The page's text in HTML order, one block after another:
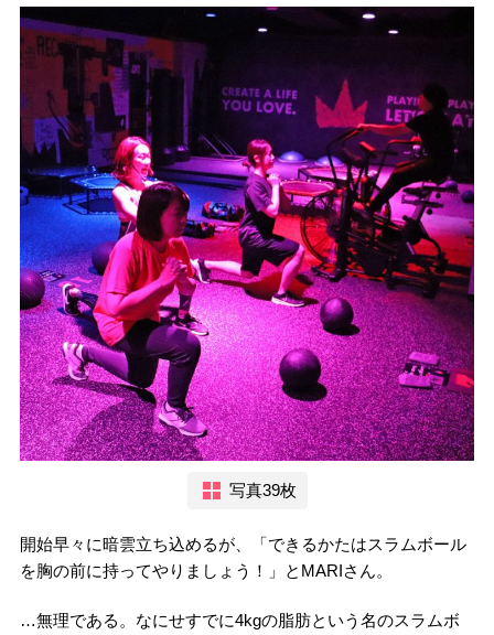
写真39枚
開始早々に暗雲立ち込めるが、「できるかたはスラムボール
を胸の前に持ってやりましょう！」とMARIさん。
…無理である。なにせすでに4kgの脂肪という名のスラムボ